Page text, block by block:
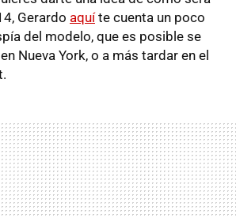
Gerardo aquíte cuenta un poco
del modelo, que es posible se
Nueva York, o a más tardar en el